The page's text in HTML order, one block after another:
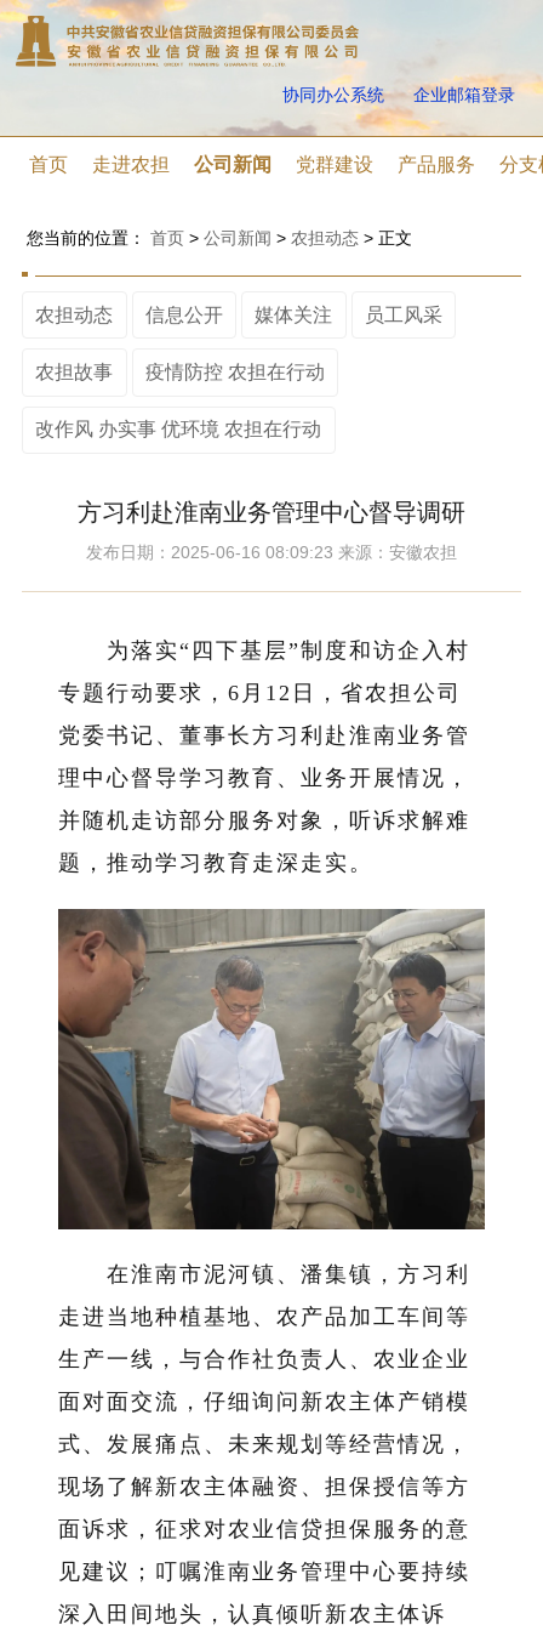
协同办公系统 企业邮箱登录
首页 走进农担 公司新闻 党群建设 产品服务 分支
您当前的位置： 首页 >公司新闻 >农担动态 >正文
农担动态 信息公开 媒体关注 员工风采
农担故事 疫情防控 农担在行动
改作风 办实事 优环境 农担在行动
方习利赴淮南业务管理中心督导调研
发布日期：2025-06-16 08:09:23 来源：安徽农担
为落实“四下基层”制度和访企入村
专题行动要求，6月12日，省农担公司
党委书记、董事长方习利赴淮南业务管
理中心督导学习教育、业务开展情况，
并随机走访部分服务对象，听诉求解难
题，推动学习教育走深走实 。
在淮南市泥河镇、潘集镇，方习利
走进当地种植基地、农产品加工车间等
生产一线，与合作社负责人、农业企业
面对面交流，仔细询问新农主体产销模
式、发展痛点、未来规划等经营情况，
现场了解新农主体融资、担保授信等方
面诉求，征求对农业信贷担保服务的意
见建议；叮嘱淮南业务管理中心要持续
深入田间地头，认真倾听新农主体诉